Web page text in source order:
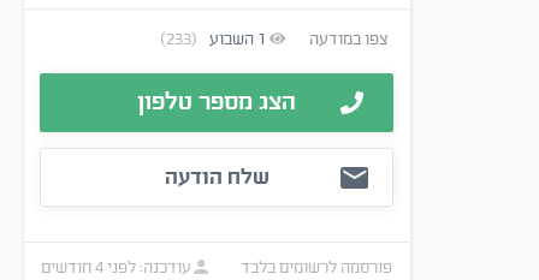
צפו במודעה 1 השבוע (233)
הצג מספר טלפון
שלח הודעה
פורסמה לרשומים בלבד עודכנה:לפני 4 חודשים